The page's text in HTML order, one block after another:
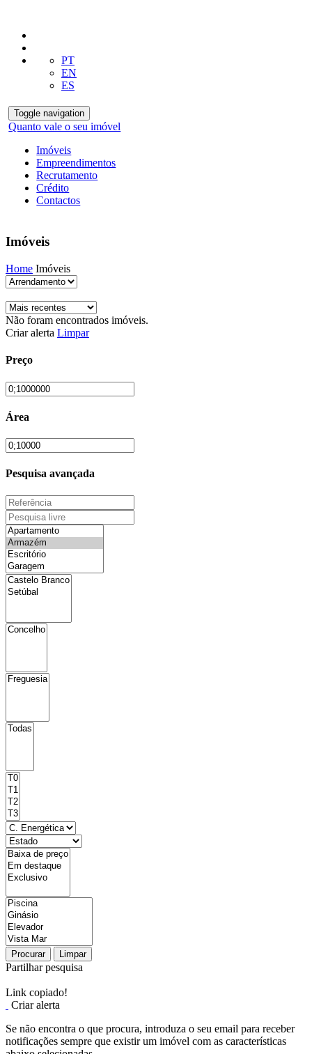
PT
EN
ES
Toggle navigation
Quanto vale o seu imóvel
Imóveis
Empreendimentos
Recrutamento
Crédito
Contactos
Imóveis
Home Imóveis
Não foram encontrados imóveis.
Criar alerta Limpar
Preço
Área
Pesquisa avançada
Procurar Limpar
Partilhar pesquisa
Link copiado!
Criar alerta
Se não encontra o que procura, introduza o seu email para receber
notificações sempre que existir um imóvel com as características